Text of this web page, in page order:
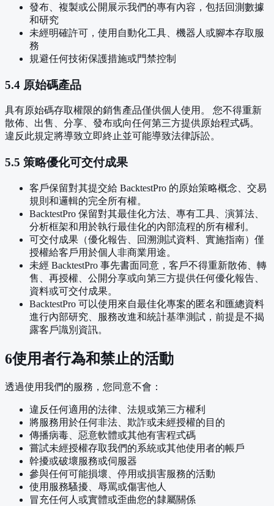
發布、複製或公開展示我們的專有內容，包括回測數據
和研究
未經明確許可，使用自動化工具、機器人或腳本存取服
務
規避任何技術保護措施或門禁控制
5.4 原始碼產品
具有原始碼存取權限的銷售產品僅供個人使用。 您不得重新
散佈、出售、分享、發布或向任何第三方提供原始程式碼。
違反此規定將導致立即終止並可能導致法律訴訟。
5.5 策略優化可交付成果
客戶保留對其提交給 BacktestPro 的原始策略概念、交易
規則和邏輯的完全所有權。
BacktestPro 保留對其最佳化方法、專有工具、演算法、
分析框架和用於執行最佳化的內部流程的所有權利。
可交付成果（優化報告、回溯測試資料、實施指南）僅
授權給客戶用於個人非商業用途。
未經 BacktestPro 事先書面同意，客戶不得重新散佈、轉
售、再授權、公開分享或向第三方提供任何優化報告、
資料或可交付成果。
BacktestPro 可以使用來自最佳化專案的匿名和匯總資料
進行內部研究、服務改進和統計基準測試，前提是不揭
露客戶識別資訊。
6使用者行為和禁止的活動
透過使用我們的服務，您同意不會：
違反任何適用的法律、法規或第三方權利
將服務用於任何非法、欺詐或未經授權的目的
傳播病毒、惡意軟體或其他有害程式碼
嘗試未經授權存取我們的系統或其他使用者的帳戶
幹擾或破壞服務或伺服器
參與任何可能損壞、停用或損害服務的活動
使用服務騷擾、辱罵或傷害他人
冒充任何人或實體或歪曲您的隸屬關係